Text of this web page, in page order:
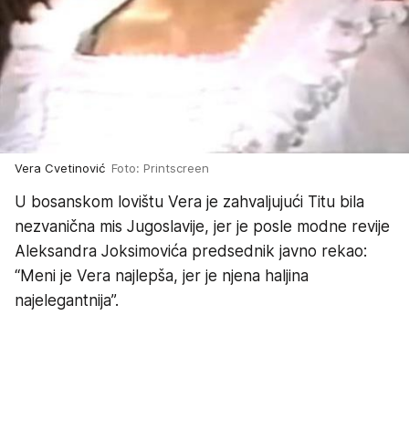
Vera Cvetinović Foto: Printscreen
U bosanskom lovištu Vera je zahvaljujući Titu bila
nezvanična mis Jugoslavije, jer je posle modne revije
Aleksandra Joksimovića predsednik javno rekao:
“Meni je Vera najlepša, jer je njena haljina
najelegantnija”.